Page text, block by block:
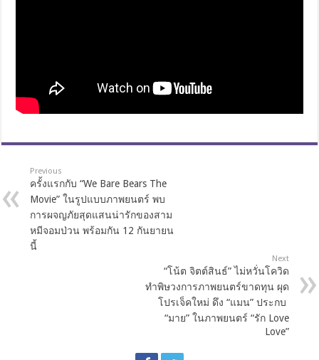
Previous
ครั้งแรกกับ “We Bare Bears The
Movie” ในรูปแบบภาพยนตร์ พบ
การผจญภัยสุดแสนน่ารักของสาม
หมีจอมป่วน พร้อมกัน 12 กันยายน
นี้
Next
“โน้ต จิตต์สินธ์” ไม่หวั่นโควิด
ทำพิษวงการภาพยนตร์ขาดทุน ผุด
โปรเจ็คใหม่ ดึง “แมน” ประกบ
“มาย” ในภาพยนตร์ “รัก Love
Love”